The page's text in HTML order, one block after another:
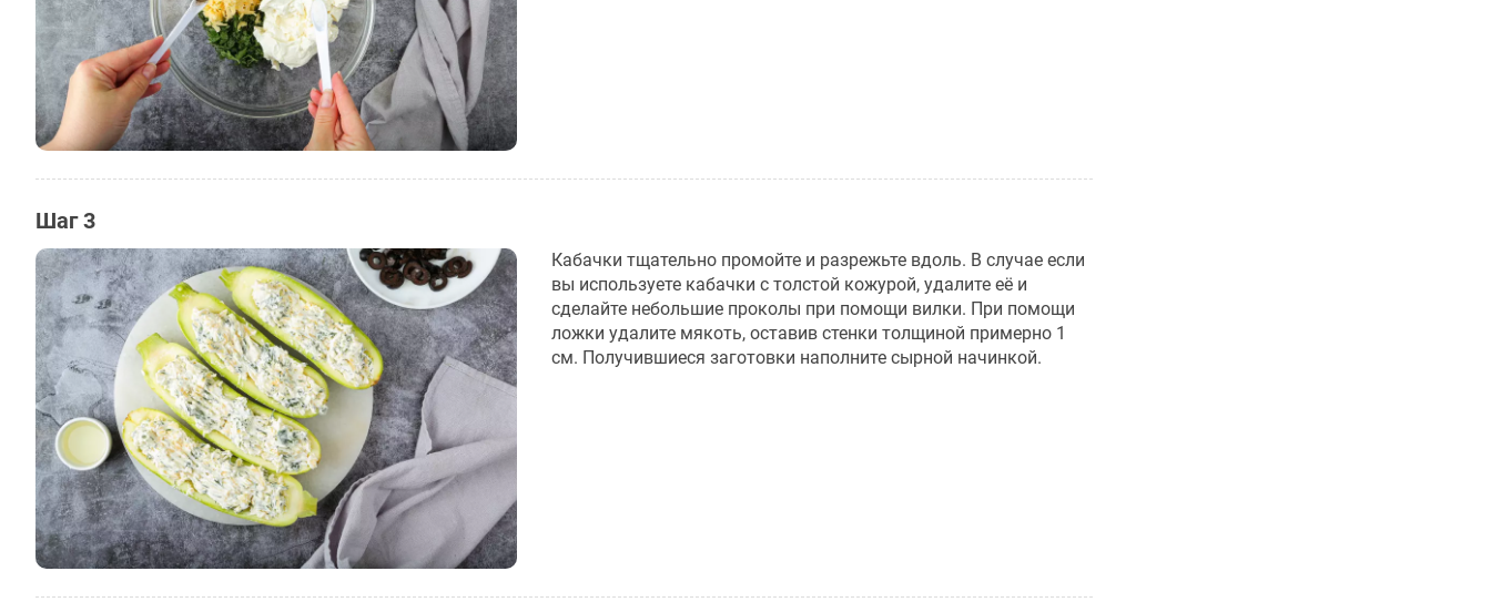
Шаг 3
Кабачки тщательно промойте и разрежьте вдоль. В случае если
вы используете кабачки с толстой кожурой, удалите её и
сделайте небольшие проколы при помощи вилки. При помощи
ложки удалите мякоть, оставив стенки толщиной примерно 1
см. Получившиеся заготовки наполните сырной начинкой.